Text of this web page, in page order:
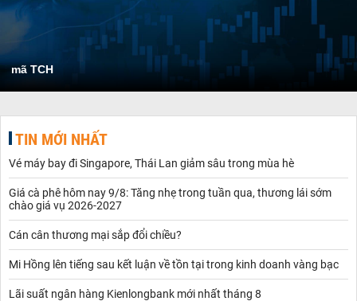
mã TCH
TIN MỚI NHẤT
Vé máy bay đi Singapore, Thái Lan giảm sâu trong mùa hè
Giá cà phê hôm nay 9/8: Tăng nhẹ trong tuần qua, thương lái sớm
chào giá vụ 2026-2027
Cán cân thương mại sắp đổi chiều?
Mi Hồng lên tiếng sau kết luận về tồn tại trong kinh doanh vàng bạc
Lãi suất ngân hàng Kienlongbank mới nhất tháng 8